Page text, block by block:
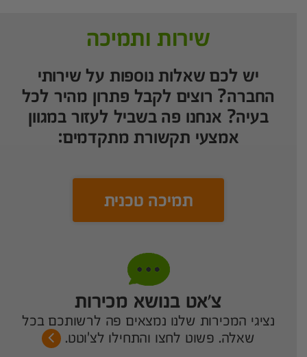
שירות ותמיכה
יש לכם שאלות נוספות על שירותי
החברה? רוצים לקבל פתרון מהיר לכל
בעיה? אנחנו פה בשביל לעזור במגוון
אמצעי תקשורת מתקדמים:
תמיכה טכנית
צ’אט בנושא מכירות
נציגי המכירות שלנו נמצאים פה לרשותכם בכל
שאלה. פשוט לחצו והתחילו לצ'וטט.